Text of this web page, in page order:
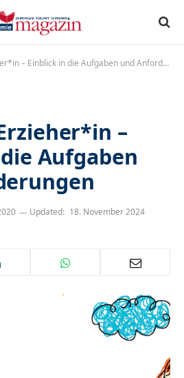
– Einblick in die Aufgaben und Anforderungen
–
Aufgaben
Updated: 18. November 2024